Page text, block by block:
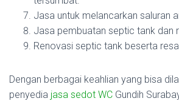
Jasa untuk melancarkan saluran
Jasa pembuatan septic tank dan
Renovasi septic tank beserta
Dengan berbagai keahlian yang bisa
penyedia jasa sedot WC Gundih